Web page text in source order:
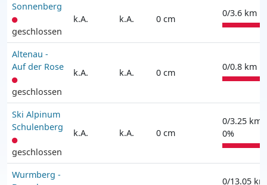
Sonnenberg
geschlossen
k.A. k.A. 0 cm
0/3.6 km |
Altenau -
Auf der Rose
geschlossen
k.A. k.A. 0 cm
0/0.8 km |
Ski Alpinum
Schulenberg
geschlossen
k.A. k.A. 0 cm
0/3.25 km
0%
Wurmberg -
0/13.05